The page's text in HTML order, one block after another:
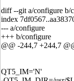
diff --git a/configure b/
index
--- a/configure
+++ b/configure
@@ -244,7 +244,7
QT5_IM='N'